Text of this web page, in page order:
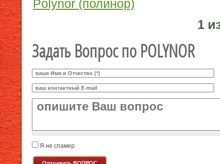
1
Задать Вопрос по POLYNOR
Ваше И.О. *
E-mail*
Я не спамер